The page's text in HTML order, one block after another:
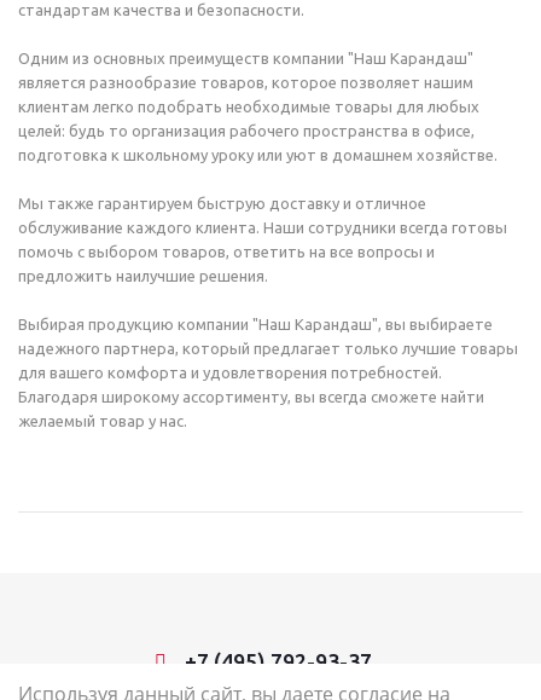
стандартам качества и безопасности.
Одним из основных преимуществ компании "Наш Карандаш"
является разнообразие товаров, которое позволяет нашим
клиентам легко подобрать необходимые товары для любых
целей: будь то организация рабочего пространства в офисе,
подготовка к школьному уроку или уют в домашнем хозяйстве.
Мы также гарантируем быструю доставку и отличное
обслуживание каждого клиента. Наши сотрудники всегда готовы
помочь с выбором товаров, ответить на все вопросы и
предложить наилучшие решения.
Выбирая продукцию компании "Наш Карандаш", вы выбираете
надежного партнера, который предлагает только лучшие товары
для вашего комфорта и удовлетворения потребностей.
Благодаря широкому ассортименту, вы всегда сможете найти
желаемый товар у нас.
+7 (495) 792-93-37
Используя данный сайт, вы даете согласие на